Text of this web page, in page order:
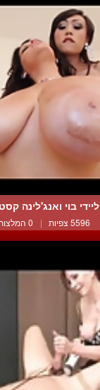
ליידי בוי ואנג'לינה
5596 צפיות | 0 המלצות